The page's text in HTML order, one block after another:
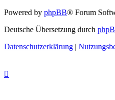
Powered by phpBB® Forum
Deutsche Übersetzung durch
Datenschutzerklärung |